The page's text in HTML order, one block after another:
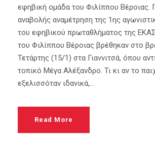
εφηβική ομάδα του Φιλίππου Βέροιας.
αναβολής αναμέτρηση της 1ης
του εφηβικού πρωταθλήματος της
του Φιλίππου Βέροιας βρέθηκαν στο
Τετάρτης (15/1) στα Γιαννιτσά, όπου
τοπικό Μέγα Αλέξανδρο. Τι κι αν το
εξελισσόταν ιδανικά,...
Read More